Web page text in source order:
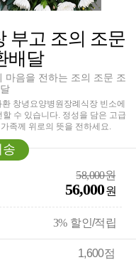
부고 조의 조문
배달
마음을 전하는 조의 조문 조
창녕요양병원장례식장 빈소에
수 있습니다. 정성을 담은 고급
족께 위로의 뜻을 전하세요.
58,000원
56,000원
3% 할인/적립
1,600점